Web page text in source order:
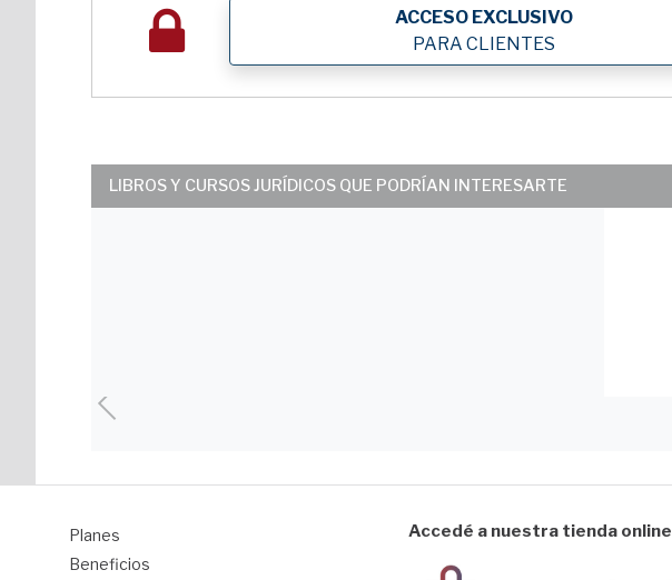
ACCESO EXCLUSIVO
PARA CLIENTES
LIBROS Y CURSOS JURÍDICOS QUE PODRÍAN INTERESARTE
Planes
Beneficios
Accedé a nuestra tienda online